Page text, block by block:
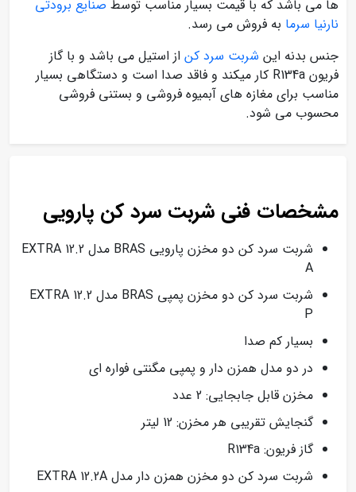
ها می باشد که با قیمت بسیار مناسب توسط صنایع برودتی
نارنیا سرما به فروش می رسد.
جنس بدنه این شربت سرد کن از استیل می باشد و با گاز
فریون R134a کار میکند و فاقد صدا است و دستگاهی بسیار
مناسب برای مغازه های آبمیوه فروشی و بستنی فروشی
محسوب می شود.
مشخصات فنی شربت سرد کن پارویی
شربت سرد کن دو مخزن پارویی BRAS مدل EXTRA 12.2
A
شربت سرد کن دو مخزن پمپی BRAS مدل EXTRA 12.2
P
بسیار کم صدا
در دو مدل همزن دار و پمپی مگنتی فواره ای
مخزن قابل جابجایی: 2 عدد
گنجایش تقریبی هر مخزن: 12 لیتر
گاز فریون: R134a
شربت سرد کن دو مخزن همزن دار مدل EXTRA 12.2A